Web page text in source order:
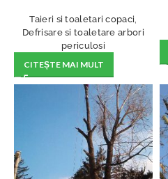
Taieri si toaletari copaci,
Defrisare si toaletare arbori
periculosi
CITEȘTE MAI MULT